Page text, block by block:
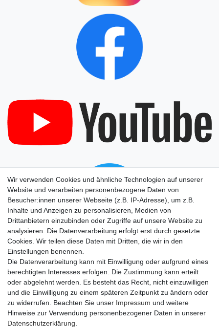
Wir verwenden Cookies und ähnliche Technologien auf unserer
Website und verarbeiten personenbezogene Daten von
Besucher:innen unserer Webseite (z.B. IP-Adresse), um z.B.
Inhalte und Anzeigen zu personalisieren, Medien von
Drittanbietern einzubinden oder Zugriffe auf unsere Website zu
analysieren. Die Datenverarbeitung erfolgt erst durch gesetzte
Cookies. Wir teilen diese Daten mit Dritten, die wir in den
Einstellungen benennen.
Die Datenverarbeitung kann mit Einwilligung oder aufgrund eines
berechtigten Interesses erfolgen. Die Zustimmung kann erteilt
oder abgelehnt werden. Es besteht das Recht, nicht einzuwilligen
und die Einwilligung zu einem späteren Zeitpunkt zu ändern oder
zu widerrufen. Beachten Sie unser Impressum und weitere
Hinweise zur Verwendung personenbezogener Daten in unserer
Daten­schutz­erklärung